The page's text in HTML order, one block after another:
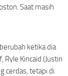
Saat masih
ketika dia
Kincaid (Justin
cerdas, tetapi di